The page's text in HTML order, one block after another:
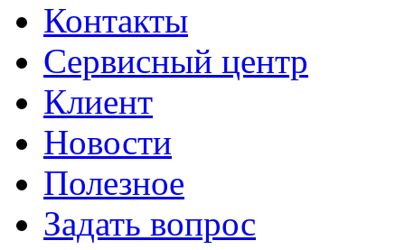
Контакты
Сервисный центр
Клиент
Новости
Полезное
Задать вопрос